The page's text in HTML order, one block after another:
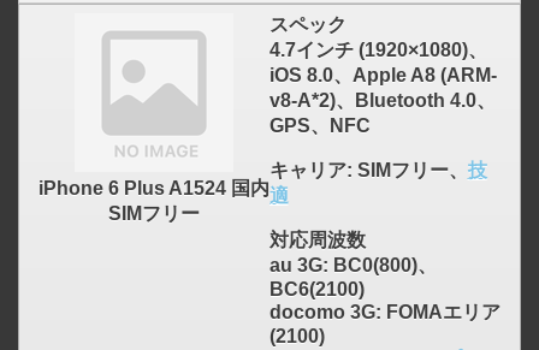
iPhone 6 Plus A1524 国内
SIMフリー
スペック
4.7インチ (1920×1080)、
iOS 8.0、Apple A8 (ARM-
v8-A*2)、Bluetooth 4.0、
GPS、NFC
キャリア: SIMフリー、 技
適
対応周波数
au 3G: BC0(800)、
BC6(2100)
docomo 3G: FOMAエリア
(2100)